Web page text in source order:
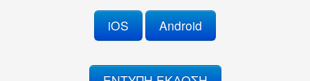
iOS Android